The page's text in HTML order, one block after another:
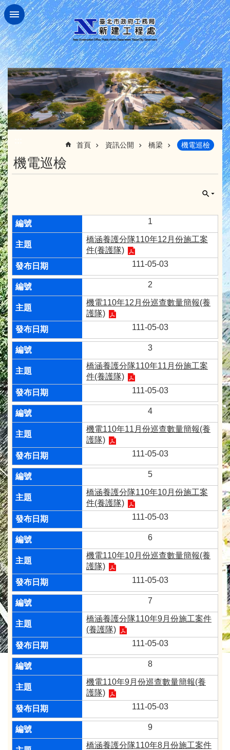
跳到主要內容區塊
首頁 資訊公開 橋梁 機電巡檢
機電巡檢
1
橋涵養護分隊110年12月份施工案
件(養護隊)
111-05-03
2
機電110年12月份巡查數量簡報(養
護隊)
111-05-03
3
橋涵養護分隊110年11月份施工案
件(養護隊)
111-05-03
4
機電110年11月份巡查數量簡報(養
護隊)
111-05-03
5
橋涵養護分隊110年10月份施工案
件(養護隊)
111-05-03
6
機電110年10月份巡查數量簡報(養
護隊)
111-05-03
7
橋涵養護分隊110年9月份施工案件
(養護隊)
111-05-03
8
機電110年9月份巡查數量簡報(養
護隊)
111-05-03
9
橋涵養護分隊110年8月份施工案件